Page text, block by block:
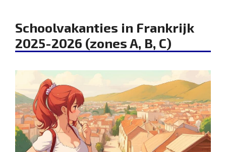
Schoolvakanties in Frankrijk
2025-2026 (zones A, B, C)